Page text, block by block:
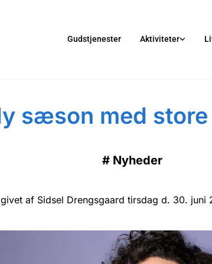
Gudstjenester Aktiviteter
sæson med store
# Nyheder
af Sidsel Drengsgaard tirsdag d. 30. juni